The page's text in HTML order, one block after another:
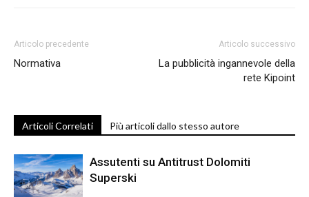
Articolo precedente
Normativa
Articolo successivo
La pubblicità ingannevole della
rete Kipoint
Articoli Correlati Più articoli dallo stesso autore
Assutenti su Antitrust Dolomiti
Superski